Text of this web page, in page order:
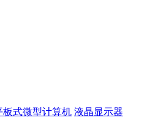
板式微型计算机 液晶显示器